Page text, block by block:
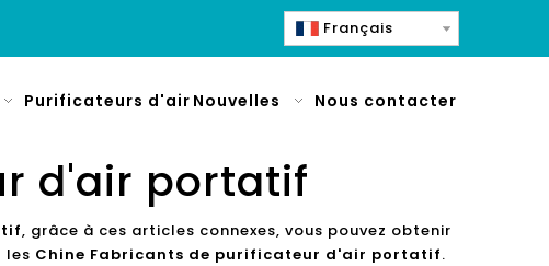
Français
Purificateurs d'air Nouvelles Nous contacter
d'air portatif
, grâce à ces articles connexes, vous pouvez obtenir
les Chine Fabricants de purificateur d'air portatif.